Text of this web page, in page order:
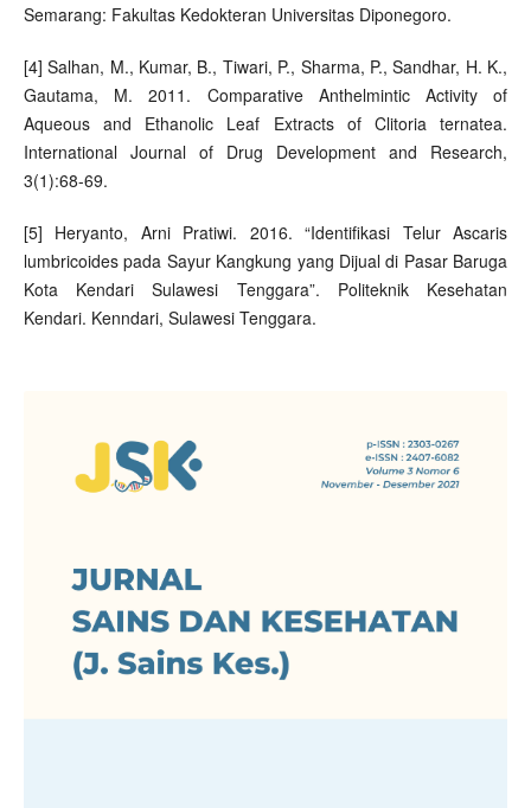
Semarang: Fakultas Kedokteran Universitas Diponegoro.
[4] Salhan, M., Kumar, B., Tiwari, P., Sharma, P., Sandhar, H. K.,
Gautama, M. 2011. Comparative Anthelmintic Activity of
Aqueous and Ethanolic Leaf Extracts of Clitoria ternatea.
International Journal of Drug Development and Research,
3(1):68-69.
[5] Heryanto, Arni Pratiwi. 2016. “Identifikasi Telur Ascaris
lumbricoides pada Sayur Kangkung yang Dijual di Pasar Baruga
Kota Kendari Sulawesi Tenggara”. Politeknik Kesehatan
Kendari. Kenndari, Sulawesi Tenggara.